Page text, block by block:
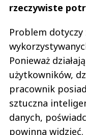
rzeczywiste
Problem dotyczy
Ponieważ
użytkowników,
pracownik
sztuczna
danych,
powinna widzieć.